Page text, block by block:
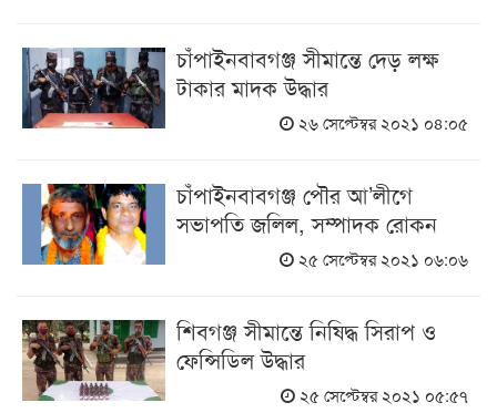
চাঁপাইনবাবগঞ্জ সীমান্তে দেড় লক্ষ
টাকার মাদক উদ্ধার
২৬ সেপ্টেম্বর ২০২১ ০৪:০৫
চাঁপাইনবাবগঞ্জ পৌর আ’লীগে
সভাপতি জলিল, সম্পাদক রোকন
২৫ সেপ্টেম্বর ২০২১ ০৬:০৬
শিবগঞ্জ সীমান্তে নিষিদ্ধ সিরাপ ও
ফেন্সিডিল উদ্ধার
২৫ সেপ্টেম্বর ২০২১ ০৫:৫৭